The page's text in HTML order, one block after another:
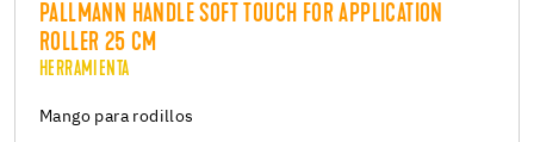
PALLMANN HANDLE SOFT TOUCH FOR APPLICATION
ROLLER 25 CM
HERRAMIENTA
Mango para rodillos